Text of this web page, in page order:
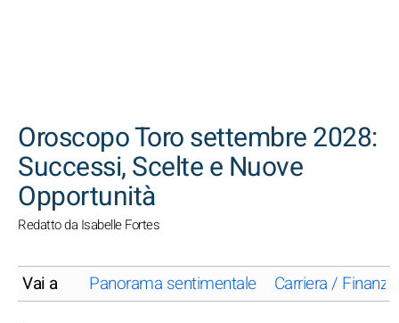
Oroscopo Toro settembre 2028:
Successi, Scelte e Nuove
Opportunità
Redatto da Isabelle Fortes
Vai a Panorama sentimentale Carriera / Finanze